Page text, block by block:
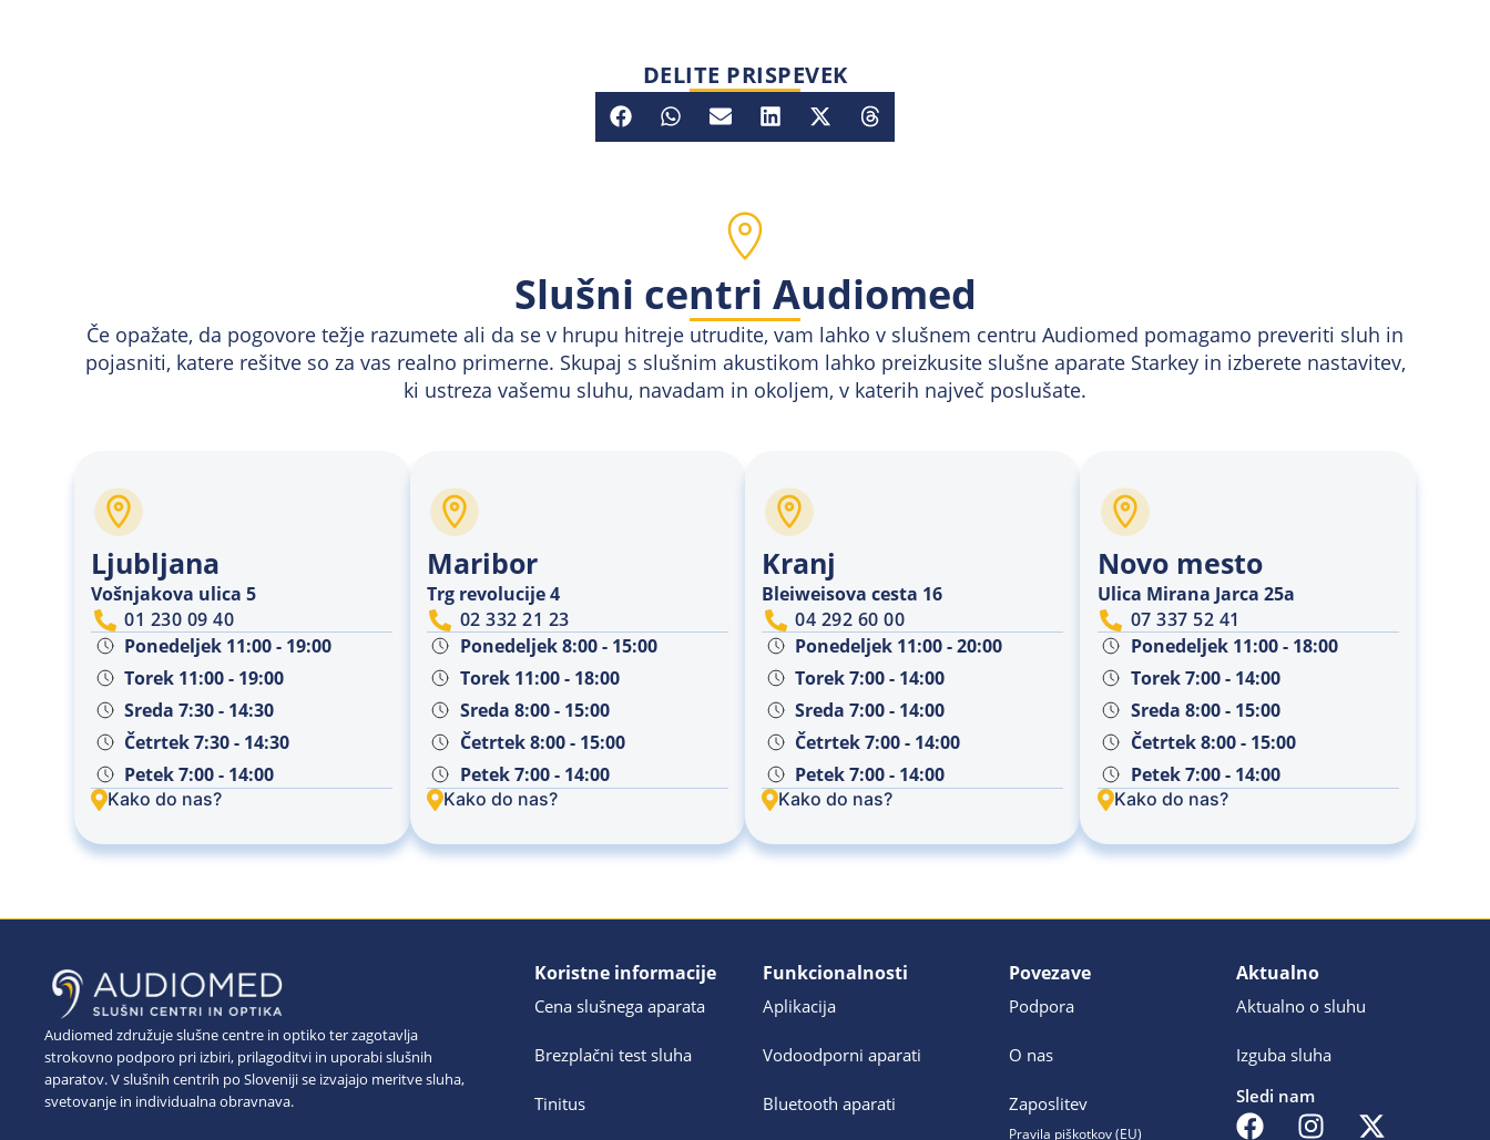
DELITE PRISPEVEK
Slušni centri Audiomed
Če opažate, da pogovore težje razumete ali da se v hrupu hitreje utrudite, vam lahko v slušnem centru Audiomed pomagamo preveriti sluh in
pojasniti, katere rešitve so za vas realno primerne. Skupaj s slušnim akustikom lahko preizkusite slušne aparate Starkey in izberete nastavitev,
ki ustreza vašemu sluhu, navadam in okoljem, v katerih največ poslušate.
Ljubljana
Vošnjakova ulica 5
01 230 09 40
Ponedeljek 11:00 - 19:00
Torek 11:00 - 19:00
Sreda 7:30 - 14:30
Četrtek 7:30 - 14:30
Petek 7:00 - 14:00
Kako do nas?
Maribor
Trg revolucije 4
02 332 21 23
Ponedeljek 8:00 - 15:00
Torek 11:00 - 18:00
Sreda 8:00 - 15:00
Četrtek 8:00 - 15:00
Petek 7:00 - 14:00
Kako do nas?
Kranj
Bleiweisova cesta 16
04 292 60 00
Ponedeljek 11:00 - 20:00
Torek 7:00 - 14:00
Sreda 7:00 - 14:00
Četrtek 7:00 - 14:00
Petek 7:00 - 14:00
Kako do nas?
Novo mesto
Ulica Mirana Jarca 25a
07 337 52 41
Ponedeljek 11:00 - 18:00
Torek 7:00 - 14:00
Sreda 8:00 - 15:00
Četrtek 8:00 - 15:00
Petek 7:00 - 14:00
Kako do nas?
Audiomed združuje slušne centre in optiko ter zagotavlja
strokovno podporo pri izbiri, prilagoditvi in uporabi slušnih
aparatov. V slušnih centrih po Sloveniji se izvajajo meritve sluha,
svetovanje in individualna obravnava.
Koristne informacije
Cena slušnega aparata
Brezplačni test sluha
Tinitus
Funkcionalnosti
Aplikacija
Vodoodporni aparati
Bluetooth aparati
Povezave
Podpora
O nas
Zaposlitev
Pravila piškotkov (EU)
Aktualno
Aktualno o sluhu
Izguba sluha
Sledi nam